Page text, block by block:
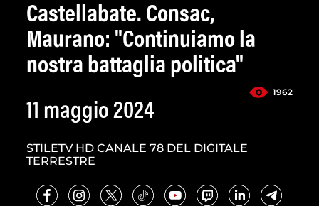
Castellabate. Consac,
Maurano: "Continuiamo la
nostra battaglia politica"
1962
11 maggio 2024
STILETV HD CANALE 78 DEL DIGITALE
TERRESTRE